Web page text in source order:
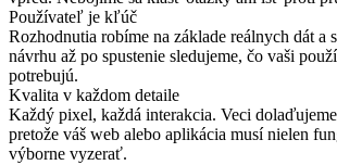
Používateľ je kľúč
Rozhodnutia robíme na základe reálnych dát a
návrhu až po spustenie sledujeme, čo vaši
potrebujú.
Kvalita v každom detaile
Každý pixel, každá interakcia. Veci
pretože váš web alebo aplikácia musí nielen
výborne vyzerať.